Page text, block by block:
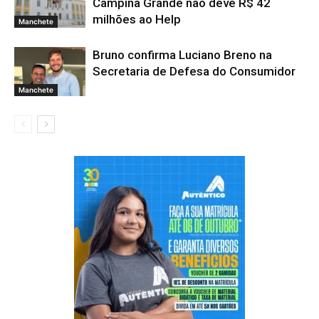
Manchete
Campina Grande não deve R$ 42
milhões ao Help
Manchete
Bruno confirma Luciano Breno na
Secretaria de Defesa do Consumidor